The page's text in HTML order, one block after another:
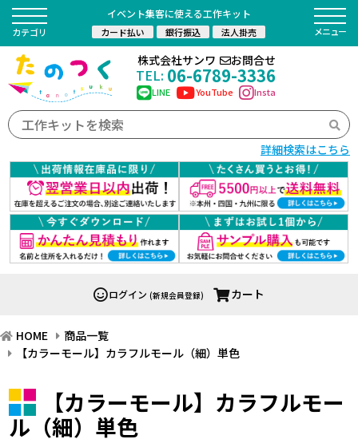
イベント集客に使える工作キット
カード払い 銀行振込 法人掛売
詳細検索はこちら
株式会社サンワ お問合せ
TEL: 06-6789-3336
LINE YouTube Insta
カテゴリ
ログイン (新規会員登録) カート
HOME
商品一覧
【カラーモール】カラフルモール（細）単色
【カラーモール】カラフルモー
ル（細）単色